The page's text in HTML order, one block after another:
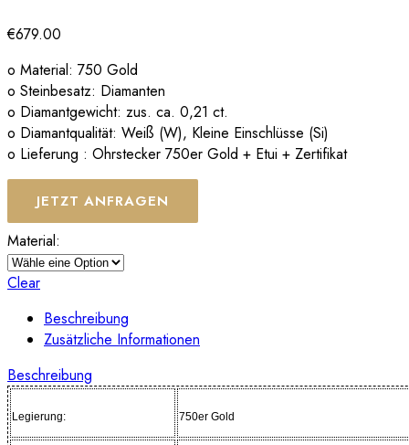
€679.00
o Material: 750 Gold
o Steinbesatz: Diamanten
o Diamantgewicht: zus. ca. 0,21 ct.
o Diamantqualität: Weiß (W), Kleine Einschlüsse (Si)
o Lieferung : Ohrstecker 750er Gold + Etui + Zertifikat
JETZT ANFRAGEN
Material:
Clear
Beschreibung
Zusätzliche Informationen
Beschreibung
Legierung: 750er Gold